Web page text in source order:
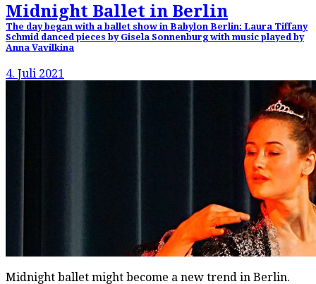
Midnight Ballet in Berlin
The day began with a ballet show in Babylon Berlin: Laura Tiffany
Schmid danced pieces by Gisela Sonnenburg with music played by
Anna Vavilkina
4. Juli 2021
Midnight ballet might become a new trend in Berlin.